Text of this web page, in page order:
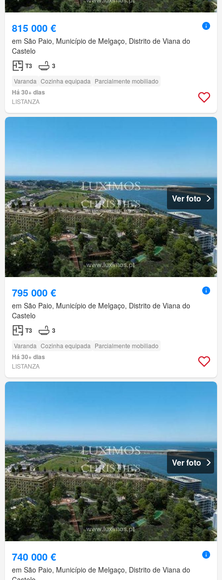
815 000 €
em São Paio, Município de Melgaço, Distrito de Viana do
Castelo
T3 3
Varanda Cozinha equipada Parcialmente mobiliado
Há 30+ dias
LISTANZA
Ver foto
795 000 €
em São Paio, Município de Melgaço, Distrito de Viana do
Castelo
T3 3
Varanda Cozinha equipada Parcialmente mobiliado
Há 30+ dias
LISTANZA
Ver foto
740 000 €
em São Paio, Município de Melgaço, Distrito de Viana do